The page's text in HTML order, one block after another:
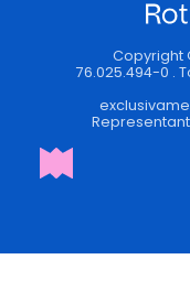
Copyright
76.025.494-0 .